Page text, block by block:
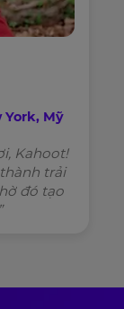
York, Mỹ
Kahoot!
trải
đó tạo